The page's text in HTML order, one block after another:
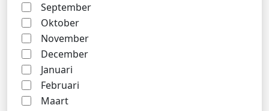
September
Oktober
November
December
Januari
Februari
Maart